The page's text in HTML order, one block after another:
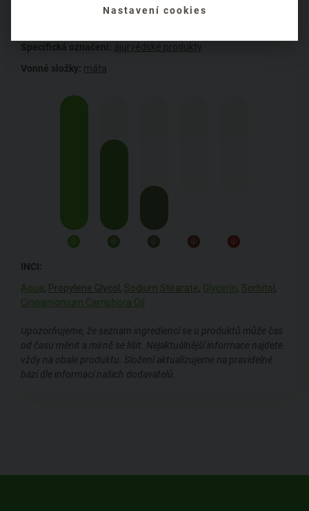
Specifická označení:
ájurvédské produkty
Vonné složky: máta
INCI:
Aqua, Propylene Glycol , Sodium Stearate, Glycerin, Sorbitol ,
Cinnamomum Camphora Oil
Upozorňujeme, že seznam ingrediencí se u produktů může čas
od času měnit a mírně se lišit. Nejaktuálnější informace najdete
vždy na obale produktu. Složení aktualizujeme na pravidelné
bázi dle informací našich dodavatelů.
Nastavení cookies